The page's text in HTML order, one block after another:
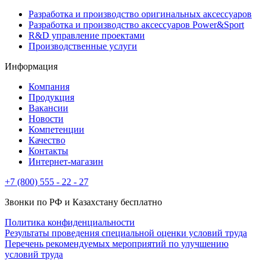
Разработка и производство оригинальных аксессуаров
Разработка и производство аксессуаров Power&Sport
R&D управление проектами
Производственные услуги
Информация
Компания
Продукция
Вакансии
Новости
Компетенции
Качество
Контакты
Интернет-магазин
+7 (800) 555 - 22 - 27
Звонки по РФ и Казахстану бесплатно
Политика конфиденциальности
Результаты проведения специальной оценки условий труда
Перечень рекомендуемых мероприятий по улучшению
условий труда